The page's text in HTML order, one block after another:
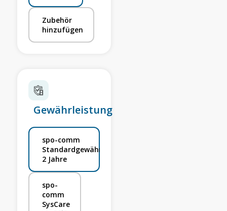
Zubehör
hinzufügen
Gewährleistung
spo-comm
Standardgewährleistung
2 Jahre
spo-
comm
SysCare